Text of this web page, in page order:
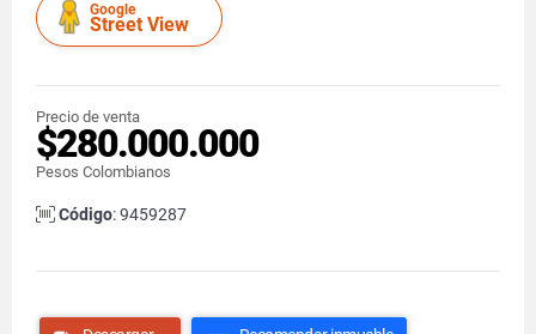
Google
Street View
Precio de venta
$280.000.000
Pesos Colombianos
Código: 9459287